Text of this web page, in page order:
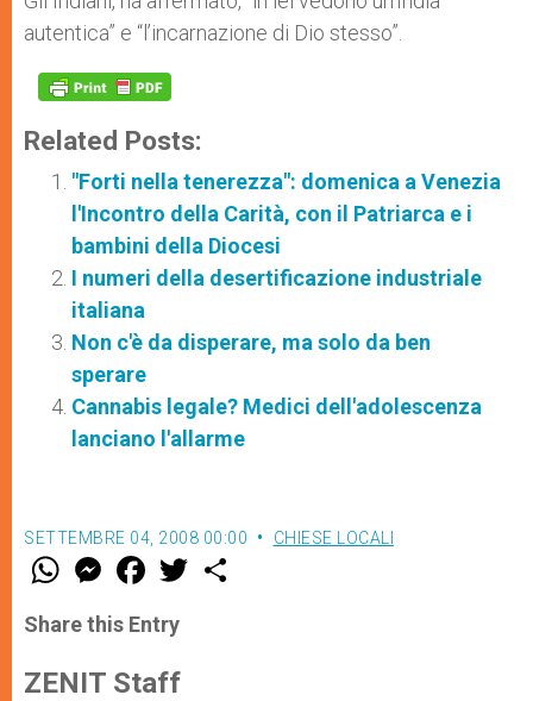
autentica” e “l’incarnazione di Dio stesso”.
Related Posts:
"Forti nella tenerezza": domenica a Venezia
l'Incontro della Carità, con il Patriarca e i
bambini della Diocesi
I numeri della desertificazione industriale
italiana
Non c'è da disperare, ma solo da ben
sperare
Cannabis legale? Medici dell'adolescenza
lanciano l'allarme
SETTEMBRE 04, 2008 00:00 CHIESE LOCALI
W
t
s
p
p
M
e
s
e
g
e
F
a
e
b
o
k
w
Share this Entry
ZENIT Staff